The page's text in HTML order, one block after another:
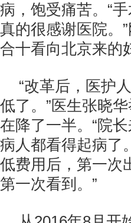
病，饱受痛苦。“
真的很感谢医院。
合十看向北京来的
“改革后，医护
低了。”医生张晓
在降了一半。“院
病人都看得起病了
低费用后，第一次
第一次看到。”